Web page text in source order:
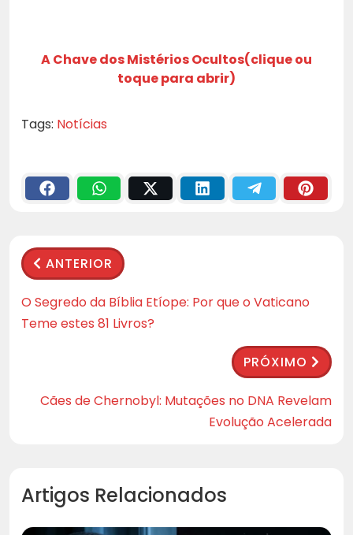
A Chave dos Mistérios Ocultos(clique ou
toque para abrir)
Tags: Notícias
ANTERIOR
O Segredo da Bíblia Etíope: Por que o Vaticano
Teme estes 81 Livros?
PRÓXIMO
Cães de Chernobyl: Mutações no DNA Revelam
Evolução Acelerada
Artigos Relacionados